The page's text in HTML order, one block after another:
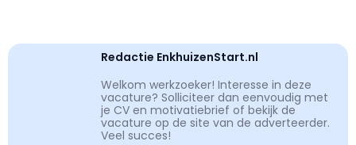
Redactie EnkhuizenStart.nl
Welkom werkzoeker! Interesse in deze
vacature? Solliciteer dan eenvoudig met
je CV en motivatiebrief of bekijk de
vacature op de site van de adverteerder.
Veel succes!